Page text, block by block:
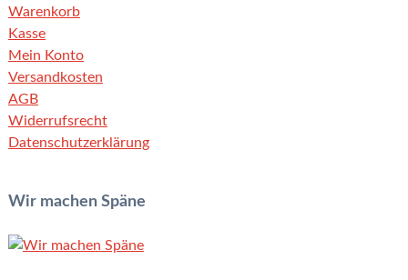
Warenkorb
Kasse
Mein Konto
Versandkosten
AGB
Widerrufsrecht
Datenschutzerklärung
Wir machen Späne